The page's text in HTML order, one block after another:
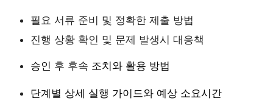
필요 서류 준비 및 정확한 제출 방법
진행 상황 확인 및 문제 발생시 대응책
승인 후 후속 조치와 활용 방법
단계별 상세 실행 가이드와 예상 소요시간